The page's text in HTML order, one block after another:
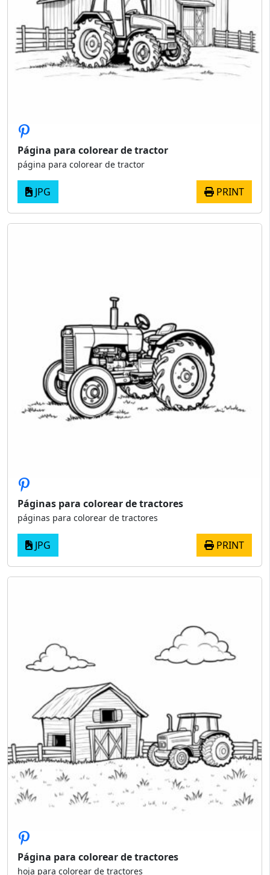
Página para colorear de tractor
página para colorear de tractor
JPG PRINT
Páginas para colorear de tractores
páginas para colorear de tractores
JPG PRINT
Página para colorear de tractores
hoja para colorear de tractores